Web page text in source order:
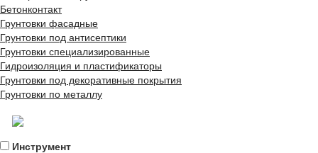
Бетонконтакт
Грунтовки фасадные
Грунтовки под антисептики
Грунтовки специализированные
Гидроизоляция и пластификаторы
Грунтовки под декоративные покрытия
Грунтовки по металлу
Инструмент